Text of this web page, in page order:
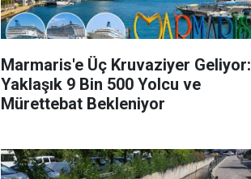
Marmaris'e Üç Kruvaziyer Geliyor:
Yaklaşık 9 Bin 500 Yolcu ve
Mürettebat Bekleniyor